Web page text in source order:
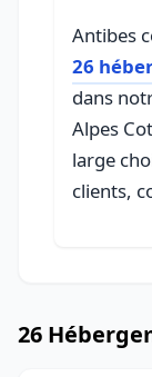
Antibes
26
dans
Alpes
large
clients,
26